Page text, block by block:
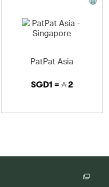
PatPat Asia
SGD1 = 2